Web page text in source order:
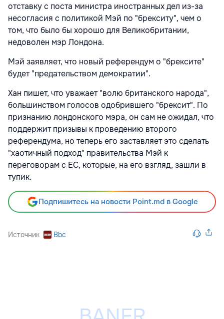
отставку с поста министра иностранных дел из-за
несогласия с политикой Мэй по "брекситу", чем о
том, что было бы хорошо для Великобритании,
недоволен мэр Лондона.
Мэй заявляет, что новый референдум о "брексите"
будет "предательством демократии".
Хан пишет, что уважает "волю британского народа",
большинством голосов одобрившего "брексит". По
признанию лондонского мэра, он сам не ожидал, что
поддержит призывы к проведению второго
референдума, но теперь его заставляет это сделать
"хаотичный подход" правительства Мэй к
переговорам с ЕС, которые, на его взгляд, зашли в
тупик.
Подпишитесь на новости Point.md в Google
Источник Bbc